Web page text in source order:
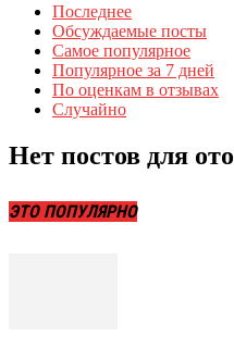
Последнее
Обсуждаемые посты
Самое популярное
Популярное за 7 дней
По оценкам в отзывах
Случайно
Нет постов для
ЭТО ПОПУЛЯРНО